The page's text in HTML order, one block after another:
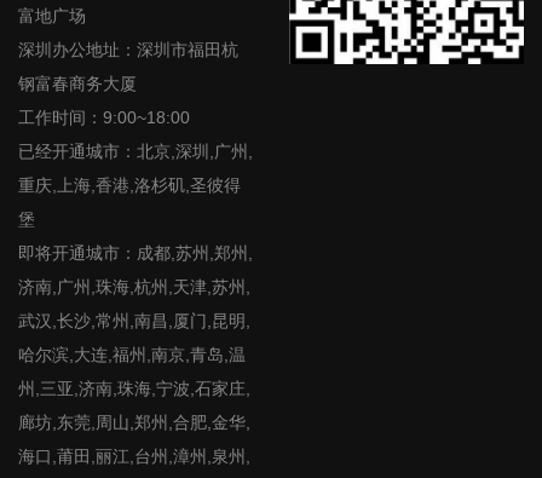
富地广场
深圳办公地址：深圳市福田杭
钢富春商务大厦
工作时间：9:00~18:00
已经开通城市：北京,深圳,广州,
重庆,上海,香港,洛杉矶,圣彼得
堡
即将开通城市：成都,苏州,郑州,
济南,广州,珠海,杭州,天津,苏州,
武汉,长沙,常州,南昌,厦门,昆明,
哈尔滨,大连,福州,南京,青岛,温
州,三亚,济南,珠海,宁波,石家庄,
廊坊,东莞,周山,郑州,合肥,金华,
海口,莆田,丽江,台州,漳州,泉州,